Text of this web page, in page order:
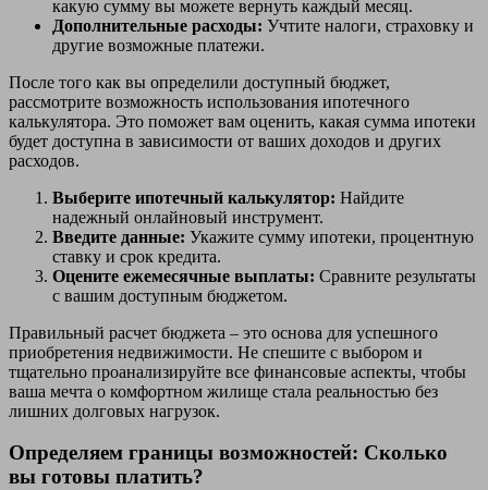
какую сумму вы можете вернуть каждый месяц.
Дополнительные расходы: Учтите налоги, страховку и
другие возможные платежи.
После того как вы определили доступный бюджет,
рассмотрите возможность использования ипотечного
калькулятора. Это поможет вам оценить, какая сумма ипотеки
будет доступна в зависимости от ваших доходов и других
расходов.
Выберите ипотечный калькулятор: Найдите
надежный онлайновый инструмент.
Введите данные: Укажите сумму ипотеки, процентную
ставку и срок кредита.
Оцените ежемесячные выплаты: Сравните результаты
с вашим доступным бюджетом.
Правильный расчет бюджета – это основа для успешного
приобретения недвижимости. Не спешите с выбором и
тщательно проанализируйте все финансовые аспекты, чтобы
ваша мечта о комфортном жилище стала реальностью без
лишних долговых нагрузок.
Определяем границы возможностей: Сколько
вы готовы платить?